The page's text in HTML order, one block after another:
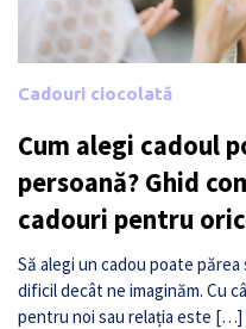
Cadouri ciocolată
Cum alegi cadoul
persoană? Ghid
cadouri pentru
Să alegi un cadou poate
dificil decât ne imaginăm. Cu
pentru noi sau relația este […]